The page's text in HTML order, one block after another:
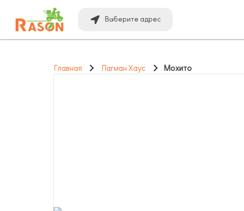
Выберите адрес
Главная Лагман Хаус Мохито